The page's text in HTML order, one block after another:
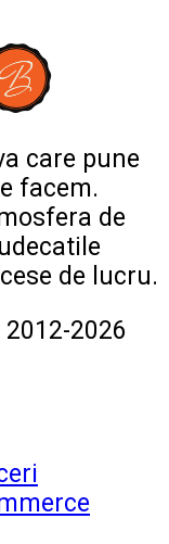
care pune
facem.
de
de lucru.
2026